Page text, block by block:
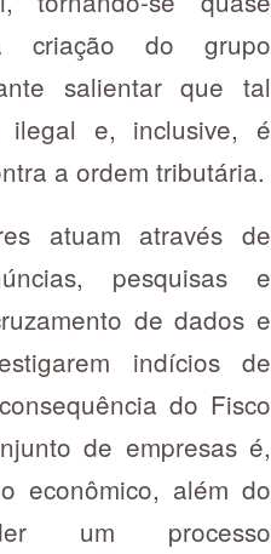
criação do grupo
salientar que tal
ilegal e, inclusive, é
a ordem tributária.
atuam através de
pesquisas e
de dados e
indícios de
do Fisco
de empresas é,
econômico, além do
um processo